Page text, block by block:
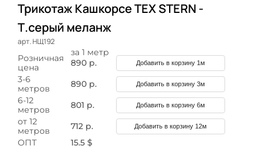
Трикотаж Кашкорсе TEX STERN -
Т.серый меланж
арт. НЩ192
за 1 метр
Розничная
цена
890 р. Добавить в корзину 1м
3-6
метров
890 р. Добавить в корзину 3м
6-12
метров
801 р. Добавить в корзину 6м
от 12
метров
712 р. Добавить в корзину 12м
ОПТ 15.5 $